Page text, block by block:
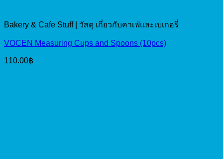
Bakery & Cafe Stuff | วัสดุ เกี่ยวกับคาเฟ่และเบเกอรี่
VOCEN Measuring Cups and Spoons (10pcs)
110.00฿